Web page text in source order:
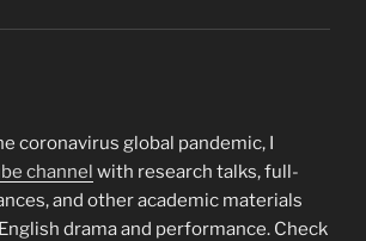
coronavirus global pandemic, I
channel with research talks, full-
and other academic materials
drama and performance. Check